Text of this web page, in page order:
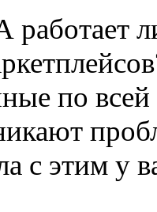
по
с этим у